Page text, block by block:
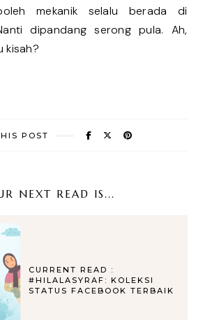
mekanik selalu berada di
dipandang serong pula. Ah,
kisah?
POST
NEXT READ IS...
CURRENT READ :
#HILALASYRAF: KOLEKSI
STATUS FACEBOOK TERBAIK